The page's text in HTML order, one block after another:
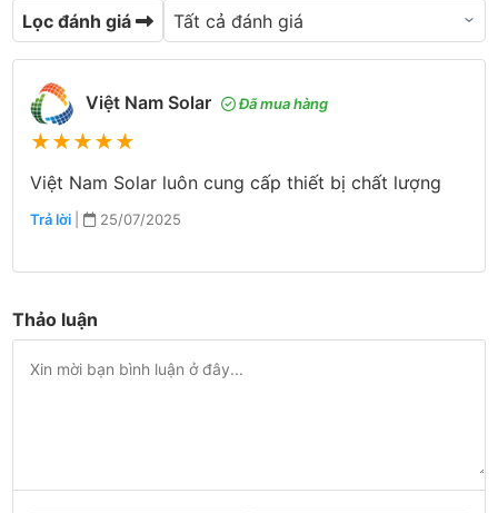
Lọc đánh giá
Việt Nam Solar Đã mua hàng
★★★★★
Việt Nam Solar luôn cung cấp thiết bị chất lượng
Trả lời | 25/07/2025
Thảo luận